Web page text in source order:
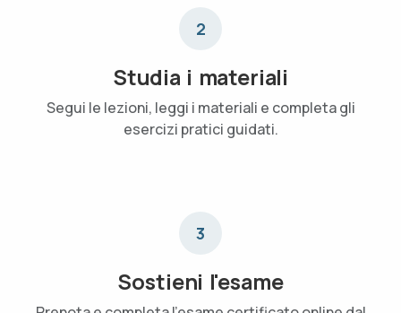
2
Studia i materiali
Segui le lezioni, leggi i materiali e completa gli
esercizi pratici guidati.
3
Sostieni l'esame